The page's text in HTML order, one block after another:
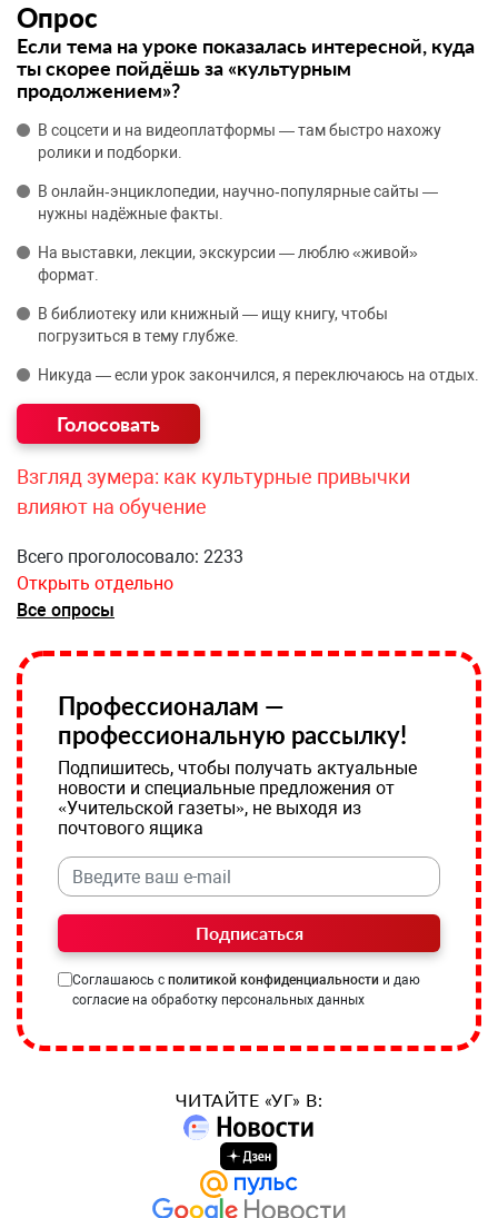
Опрос
Если тема на уроке показалась интересной, куда
ты скорее пойдёшь за «культурным
продолжением»?
В соцсети и на видеоплатформы — там быстро нахожу
ролики и подборки.
В онлайн‑энциклопедии, научно‑популярные сайты —
нужны надёжные факты.
На выставки, лекции, экскурсии — люблю «живой»
формат.
В библиотеку или книжный — ищу книгу, чтобы
погрузиться в тему глубже.
Никуда — если урок закончился, я переключаюсь на отдых.
Взгляд зумера: как культурные привычки
влияют на обучение
Всего проголосовало: 2233
Открыть отдельно
Все опросы
Профессионалам —
профессиональную рассылку!
Подпишитесь, чтобы получать актуальные
новости и специальные предложения от
«Учительской газеты», не выходя из
почтового ящика
Подписаться
Соглашаюсь с политикой конфиденциальности и даю
согласие на обработку персональных данных
ЧИТАЙТЕ «УГ» В: